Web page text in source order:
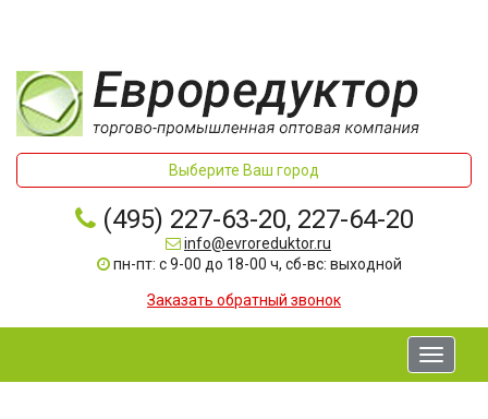
Выберите Ваш город
(495) 227-63-20, 227-64-20
info@evroreduktor.ru
пн-пт: с 9-00 до 18-00 ч, сб-вс: выходной
Заказать обратный звонок
Toggle